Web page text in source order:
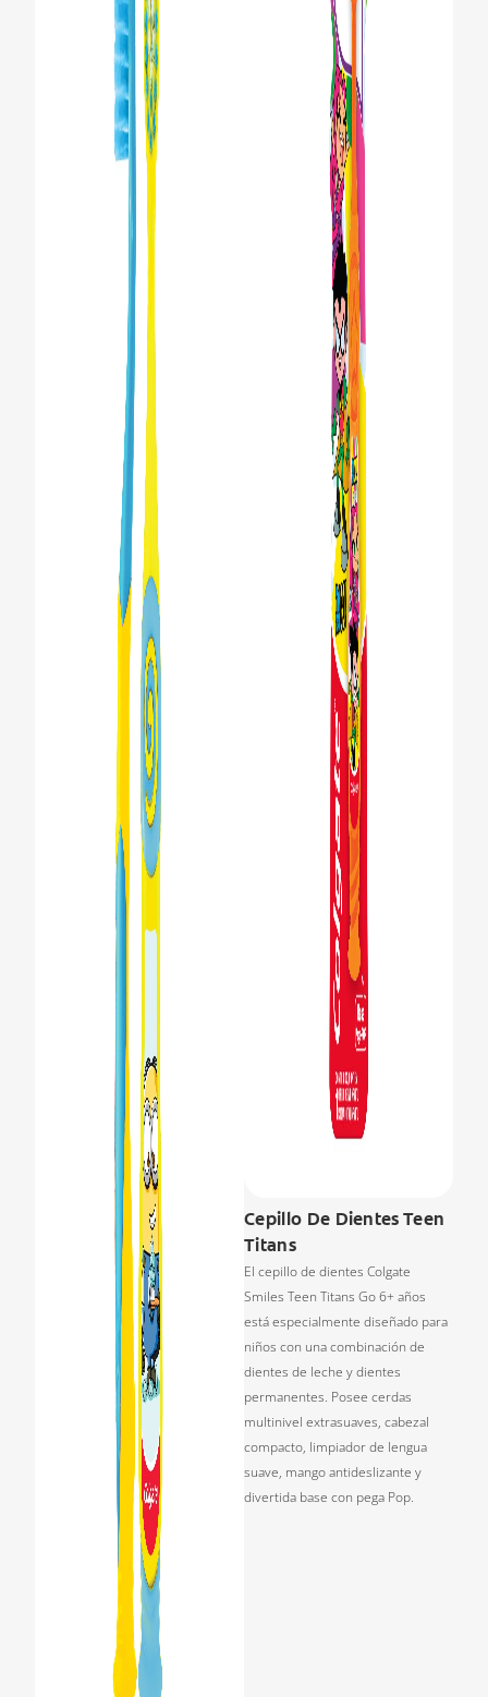
Cepillo De Dientes Teen
Titans
El cepillo de dientes Colgate
Smiles Teen Titans Go 6+ años
está especialmente diseñado para
niños con una combinación de
dientes de leche y dientes
permanentes. Posee cerdas
multinivel extrasuaves, cabezal
compacto, limpiador de lengua
suave, mango antideslizante y
divertida base con pega Pop.